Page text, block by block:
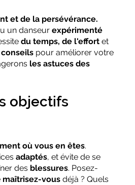
et de la persévérance.
un danseur expérimenté
du temps, de l'effort et
pour améliorer votre
les astuces des
objectifs
où vous en êtes.
adaptés, et évite de se
des blessures. Posez-
maîtrisez-vous déjà ? Quels